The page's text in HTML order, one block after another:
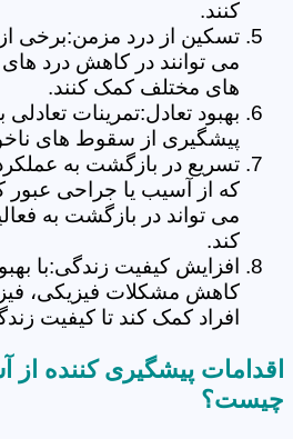
کنند.
تسکین از درد مزمن:برخی
می توانند در کاهش درد
های مختلف کمک کنند.
بهبود تعادل:تمرینات تعادلی
پیشگیری از سقوط های
تسریع در بازگشت به
که از آسیب یا جراحی عبور
می تواند در بازگشت به
کند.
افزایش کیفیت زندگی:با
کاهش مشکلات فیزیکی،
افراد کمک کند تا کیفیت
اقدامات پیشگیری کننده
چیست؟